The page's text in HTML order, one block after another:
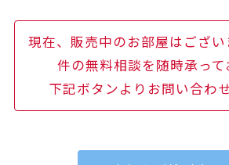
現在、販売中のお部屋はござ
件の無料相談を随時承って
下記ボタンよりお問い合わ